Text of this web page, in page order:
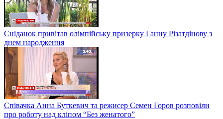
Сніданок привітав олімпійську призерку Ганну Різатдінову з
днем народження
Співачка Анна Буткевич та режисер Семен Горов розповіли
про роботу над кліпом “Без женатого”